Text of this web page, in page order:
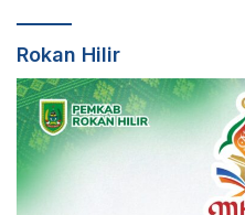
Rokan Hilir